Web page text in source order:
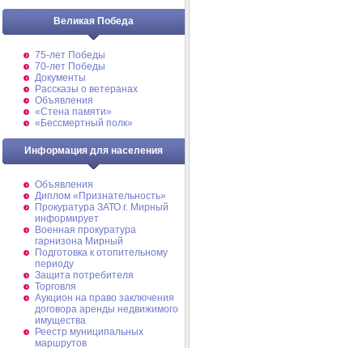
Великая Победа
75-лет Победы
70-лет Победы
Документы
Рассказы о ветеранах
Объявления
«Стена памяти»
«Бессмертный полк»
Информация для населения
Объявления
Диплом «Признательность»
Прокуратура ЗАТО г. Мирный
информирует
Военная прокуратура
гарнизона Мирный
Подготовка к отопительному
периоду
Защита потребителя
Торговля
Аукцион на право заключения
договора аренды недвижимого
имущества
Реестр муниципальных
маршрутов